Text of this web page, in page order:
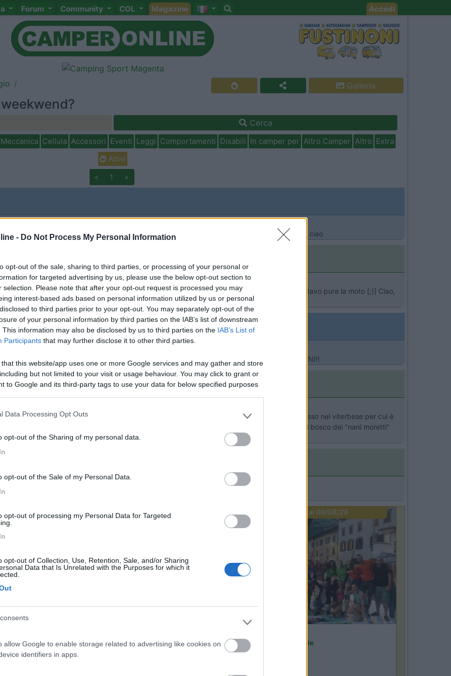
- Do Not Process My Personal Information
opt-out of the sale, sharing to third parties, or processing of your personal or
for targeted advertising by us, please use the below opt-out section to
selection. Please note that after your opt-out request is processed you may
interest-based ads based on personal information utilized by us or personal
to third parties prior to your opt-out. You may separately opt-out of the
of your personal information by third parties on the IAB’s list of downstream
This information may also be disclosed by us to third parties on the IAB’s List of
Participants that may further disclose it to other third parties.
that this website/app uses one or more Google services and may gather and store
but not limited to your visit or usage behaviour. You may click to grant or
to Google and its third-party tags to use your data for below specified purposes
Data Processing Opt Outs
opt-out of the Sharing of my personal data.
opt-out of the Sale of my Personal Data.
opt-out of processing my Personal Data for Targeted
opt-out of Collection, Use, Retention, Sale, and/or Sharing
Data that Is Unrelated with the Purposes for which it
allow Google to enable storage related to advertising like cookies on
identifiers in apps.
Forum Community COL Magazine Accedi
Galleria
Cerca
Meccanica Cellula Accessori Eventi Leggi Comportamenti Disabili In camper per Altro Camper Altro Extra
Attivi
< 1 >
alla pista da cross per un raduno chi viene? almeno si fa amicizia !!fatemi sapewre!!ciao ciao
tra un paio di settimane per una gara di cross 250 categoria expert. Se venivo però portavo pure la moto [;)] Ciao,
ANCHE ROBERTO!! INFATTIO DOMENICA GIRERA ANCHE LUI IN PISTA LA MOTO!!DAI VIENI!!
dueruote con i tasselli [;)] e meno male che non sono l'unico! Io sono di Roma ma vado spesso nel viterbese per cui è
qualche mulattiera con l'enduro (ho anche amici sui Cimini e ce ne andiamo spesso per il bosco dei "nani moretti"
www.hostfiles.org]
PROMO fino al 27/08/26
Area Sosta Camper Orobie
Ardesio (BG)
fino al 09/08/26
Area Sosta Camper Orobie
Ardesio